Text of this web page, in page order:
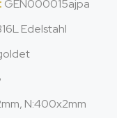
GEN000015ajpa
Edelstahl
N:400x2mm